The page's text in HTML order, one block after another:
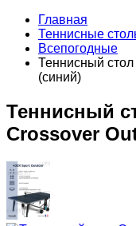
Главная
Теннисные
Всепогодные
Теннисный
(синий)
Теннисный
Crossover